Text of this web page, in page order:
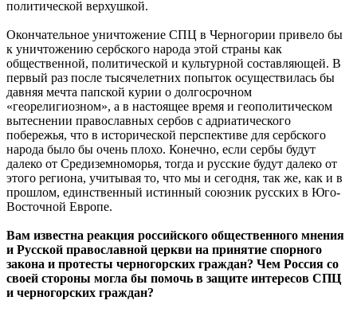
политической верхушкой.
Окончательное уничтожение СПЦ в Черногории привело бы
к уничтожению сербского народа этой страны как
общественной, политической и культурной составляющей. В
первый раз после тысячелетних попыток осуществилась бы
давняя мечта папской курии о долгосрочном
«георелигиозном», а в настоящее время и геополитическом
вытеснении православных сербов с адриатического
побережья, что в исторической перспективе для сербского
народа было бы очень плохо. Конечно, если сербы будут
далеко от Средиземноморья, тогда и русские будут далеко от
этого региона, учитывая то, что мы и сегодня, так же, как и в
прошлом, единственный истинный союзник русских в Юго-
Восточной Европе.
Вам известна реакция российского общественного мнения
и Русской православной церкви на принятие спорного
закона и протесты черногорских граждан? Чем Россия со
своей стороны могла бы помочь в защите интересов СПЦ
и черногорских граждан?